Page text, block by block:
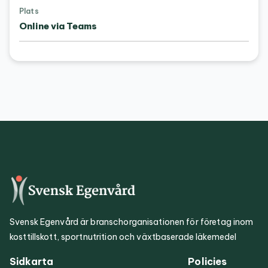
Plats
Online via Teams
Svensk Egenvård är branschorganisationen för företag inom
kosttillskott, sportnutrition och växtbaserade läkemedel
Sidkarta Policies